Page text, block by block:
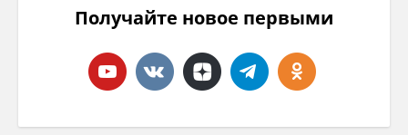
Получайте новое первыми